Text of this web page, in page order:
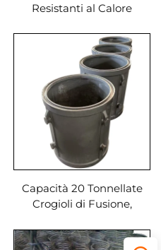
Resistanti al Calore
Capacità 20 Tonnellate
Crogioli di Fusione,